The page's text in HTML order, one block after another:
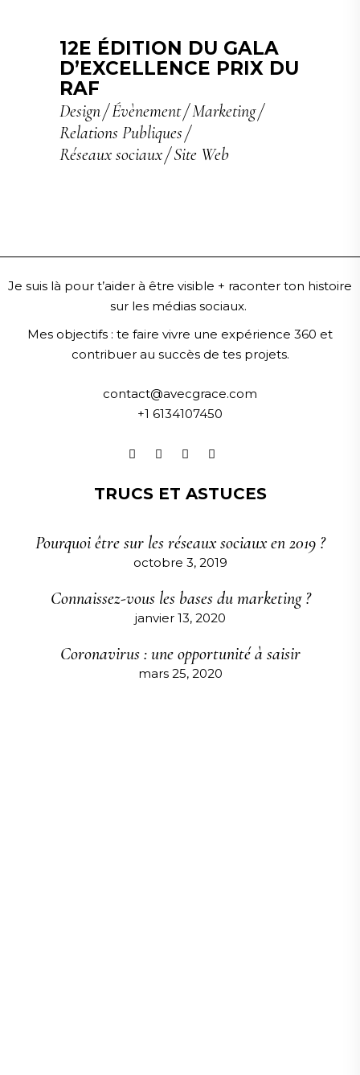
12E ÉDITION DU GALA
D’EXCELLENCE PRIX DU
RAF
Design Évènement Marketing
Relations Publiques
Réseaux sociaux Site Web
Je suis là pour t’aider à être visible + raconter ton histoire
sur les médias sociaux.
Mes objectifs : te faire vivre une expérience 360 et
contribuer au succès de tes projets.
contact@avecgrace.com
+1 6134107450
TRUCS ET ASTUCES
Pourquoi être sur les réseaux sociaux en 2019 ?
octobre 3, 2019
Connaissez-vous les bases du marketing ?
janvier 13, 2020
Coronavirus : une opportunité à saisir
mars 25, 2020